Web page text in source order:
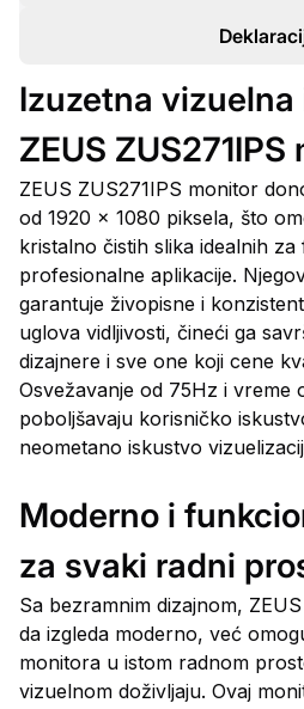
Izuzetna
ZEUS
ZEUS ZUS271IPS monitor
od 1920 x 1080 piksela, što
kristalno čistih slika idealnih za
profesionalne aplikacije.
garantuje živopisne i
uglova vidljivosti, čineći ga
dizajnere i sve one koji cene
Osvežavanje od 75Hz i vreme
poboljšavaju korisničko
neometano iskustvo
Moderno i
za svaki radni
Sa bezramnim dizajnom,
da izgleda moderno, već
monitora u istom radnom
vizuelnom doživljaju. Ovaj